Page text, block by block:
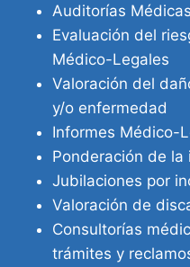
Auditorías Médicas
Evaluación del
Médico-Legales
Valoración del
y/o enfermedad
Informes Médico-
Ponderación de
Jubilaciones por
Valoración de
Consultorías
trámites y